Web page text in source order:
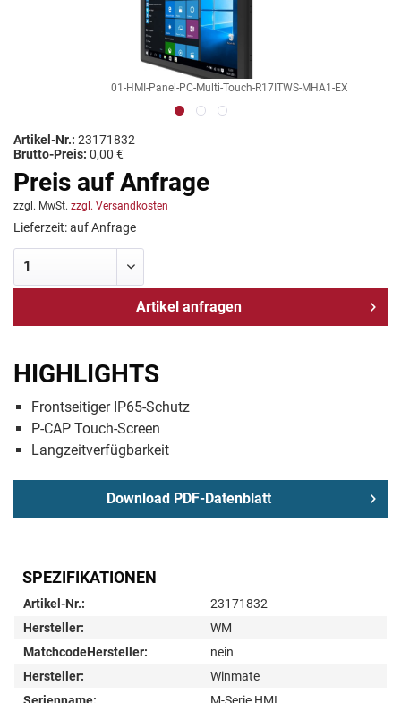
01-HMI-Panel-PC-Multi-Touch-R17ITWS-MHA1-EX
Artikel-Nr.: 23171832
Brutto-Preis: 0,00 €
Preis auf Anfrage
zzgl. MwSt. zzgl. Versandkosten
Lieferzeit: auf Anfrage
Artikel anfragen
HIGHLIGHTS
Frontseitiger IP65-Schutz
P-CAP Touch-Screen
Langzeitverfügbarkeit
Download PDF-Datenblatt
SPEZIFIKATIONEN
Artikel-Nr.:
23171832
Hersteller:
WM
MatchcodeHersteller:
nein
Hersteller:
Winmate